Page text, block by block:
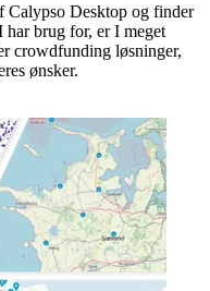
Calypso Desktop og finder
brug for, er I meget
crowdfunding løsninger,
ønsker.